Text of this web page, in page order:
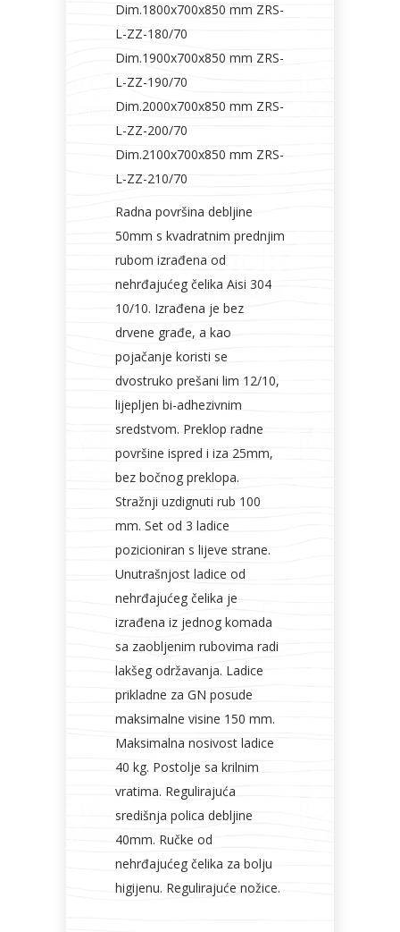
Dim.1800x700x850 mm ZRS-
L-ZZ-180/70
Dim.1900x700x850 mm ZRS-
L-ZZ-190/70
Dim.2000x700x850 mm ZRS-
L-ZZ-200/70
Dim.2100x700x850 mm ZRS-
L-ZZ-210/70
Radna površina debljine
50mm s kvadratnim prednjim
rubom izrađena od
nehrđajućeg čelika Aisi 304
10/10. Izrađena je bez
drvene građe, a kao
pojačanje koristi se
dvostruko prešani lim 12/10,
lijepljen bi-adhezivnim
sredstvom. Preklop radne
površine ispred i iza 25mm,
bez bočnog preklopa.
Stražnji uzdignuti rub 100
mm. Set od 3 ladice
pozicioniran s lijeve strane.
Unutrašnjost ladice od
nehrđajućeg čelika je
izrađena iz jednog komada
sa zaobljenim rubovima radi
lakšeg održavanja. Ladice
prikladne za GN posude
maksimalne visine 150 mm.
Maksimalna nosivost ladice
40 kg. Postolje sa krilnim
vratima. Regulirajuća
središnja polica debljine
40mm. Ručke od
nehrđajućeg čelika za bolju
higijenu. Regulirajuće nožice.